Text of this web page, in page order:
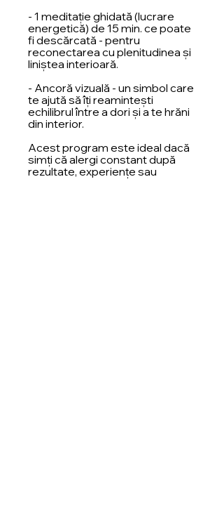
- 1 meditație ghidată (lucrare
energetică) de 15 min. ce poate
fi descărcată - pentru
reconectarea cu plenitudinea și
liniștea interioară.
- Ancoră vizuală - un simbol care
te ajută să îți reamintești
echilibrul între a dori și a te hrăni
din interior.
Acest program este ideal dacă
simți că alergi constant după
rezultate, experiențe sau
acumulare și uiți de valoarea ta